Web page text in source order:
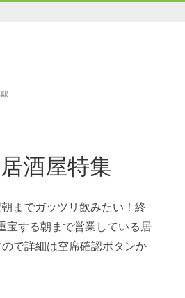
酒屋特集
までガッツリ飲みたい！終
宝する朝まで営業している居
で詳細は空席確認ボタンか